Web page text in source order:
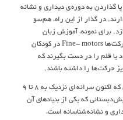
گذاردن به دوره ي ديداري و نشانه
در گذار از اين راه، هم سو
براي نمونه، آموزش زبان
نوشتاري به رشد ماهيچه اي و کاربرد ريز حرکت ها Fine- motors در کودکان
يا قلم را در دست بگيرند که
حرکت ها را داشته باشند.
بيشترينه ي کودکان پيش دبستاني در ايران که اکنون سرانه اي نزديک به 8 تا 9
دبستاني که يکي از بنيادهاي آن
و نشانه شناسانه است،